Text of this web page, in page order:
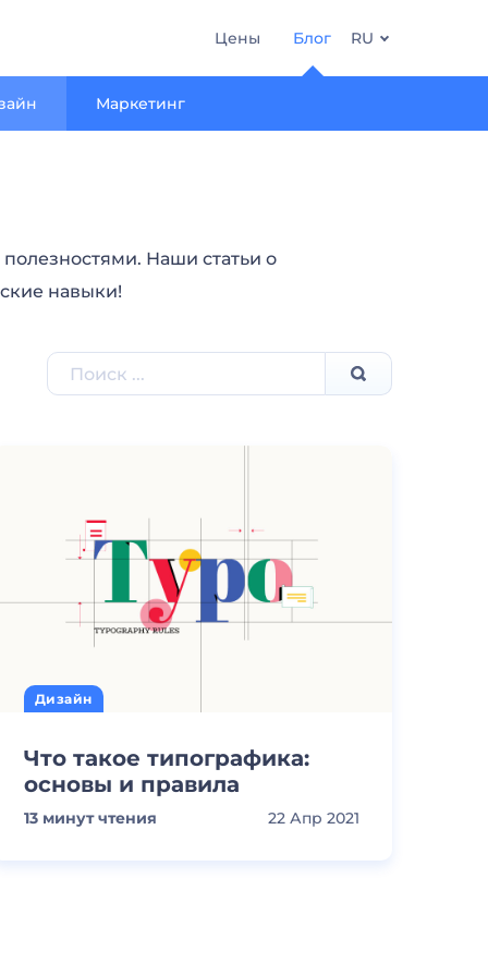
Цены Блог
Маркетинг
RU
Наши статьи о
навыки!
Дизайн
Что такое типографика:
основы и правила
13 минут чтения 22 Апр 2021